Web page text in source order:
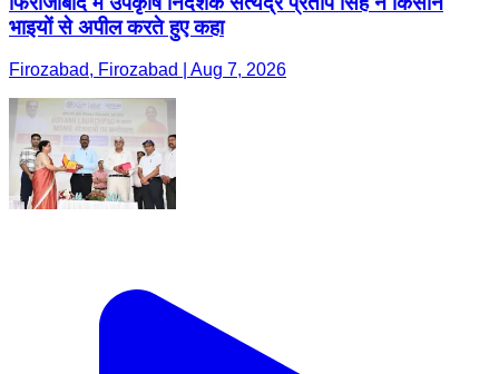
भाइयों से अपील करते हुए कहा
Firozabad, Firozabad | Aug 7, 2026